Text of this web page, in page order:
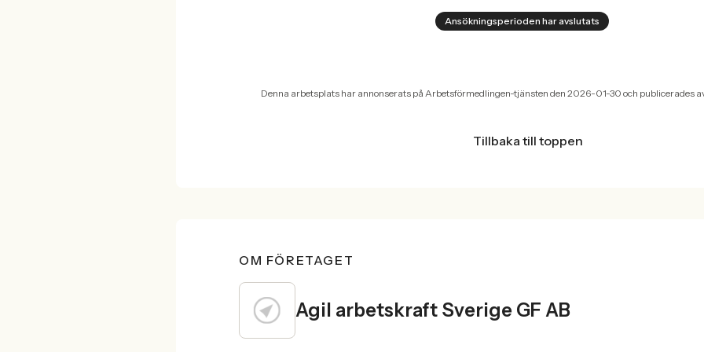
Ansökningsperioden har avslutats
Denna arbetsplats har annonserats på Arbetsförmedlingen-tjänsten den 2026-01-30 och publicerades
Tillbaka till toppen
OM FÖRETAGET
Agil arbetskraft Sverige GF AB